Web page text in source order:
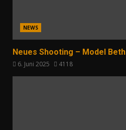
NEWS
Neues Shooting – Model Beth
6. Juni 2025 4118